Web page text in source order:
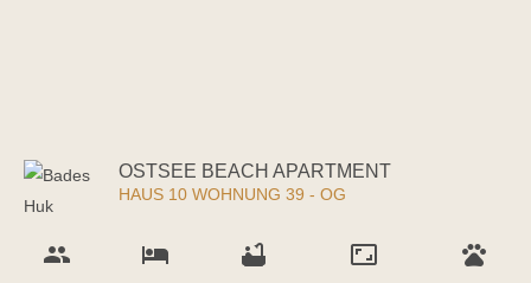
OSTSEE BEACH APARTMENT
HAUS 10 WOHNUNG 39 - OG
group hotel bathtub aspect_ratio pets